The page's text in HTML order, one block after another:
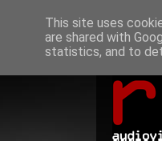
This site uses
are shared with
statistics, and to